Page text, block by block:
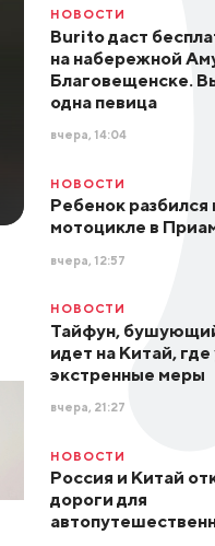
НОВОСТИ
Burito даст
на набережной
Благовещенске.
одна певица
вчера, 14:04
НОВОСТИ
Ребенок разбился
мотоцикле в
вчера, 12:57
НОВОСТИ
Тайфун,
идет на Китай,
экстренные меры
вчера, 21:27
НОВОСТИ
Россия и Китай
дороги для